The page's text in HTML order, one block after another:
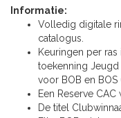
Informatie:
Volledig digitale
catalogus.
Keuringen per
toekenning Jeugd
voor BOB en
Een Reserve
De titel